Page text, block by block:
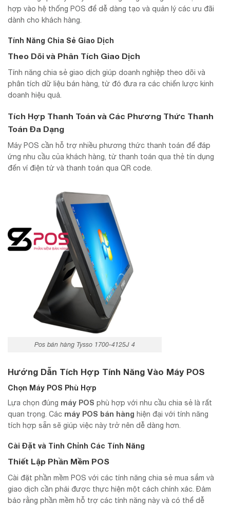
hợp vào hệ thống POS để dễ dàng tạo và quản lý các ưu đãi
dành cho khách hàng.
Tính Năng Chia Sẻ Giao Dịch
Theo Dõi và Phân Tích Giao Dịch
Tính năng chia sẻ giao dịch giúp doanh nghiệp theo dõi và
phân tích dữ liệu bán hàng, từ đó đưa ra các chiến lược kinh
doanh hiệu quả.
Tích Hợp Thanh Toán và Các Phương Thức Thanh
Toán Đa Dạng
Máy POS cần hỗ trợ nhiều phương thức thanh toán để đáp
ứng nhu cầu của khách hàng, từ thanh toán qua thẻ tín dụng
đến ví điện tử và thanh toán qua QR code.
Pos bán hàng Tysso 1700-4125J 4
Hướng Dẫn Tích Hợp Tính Năng Vào Máy POS
Chọn Máy POS Phù Hợp
Lựa chọn đúng máy POS phù hợp với nhu cầu chia sẻ là rất
quan trọng. Các máy POS bán hàng hiện đại với tính năng
tích hợp sẵn sẽ giúp việc này trở nên dễ dàng hơn.
Cài Đặt và Tinh Chỉnh Các Tính Năng
Thiết Lập Phần Mềm POS
Cài đặt phần mềm POS với các tính năng chia sẻ mua sắm và
giao dịch cần phải được thực hiện một cách chính xác. Đảm
bảo rằng phần mềm hỗ trợ các tính năng này và có thể dễ